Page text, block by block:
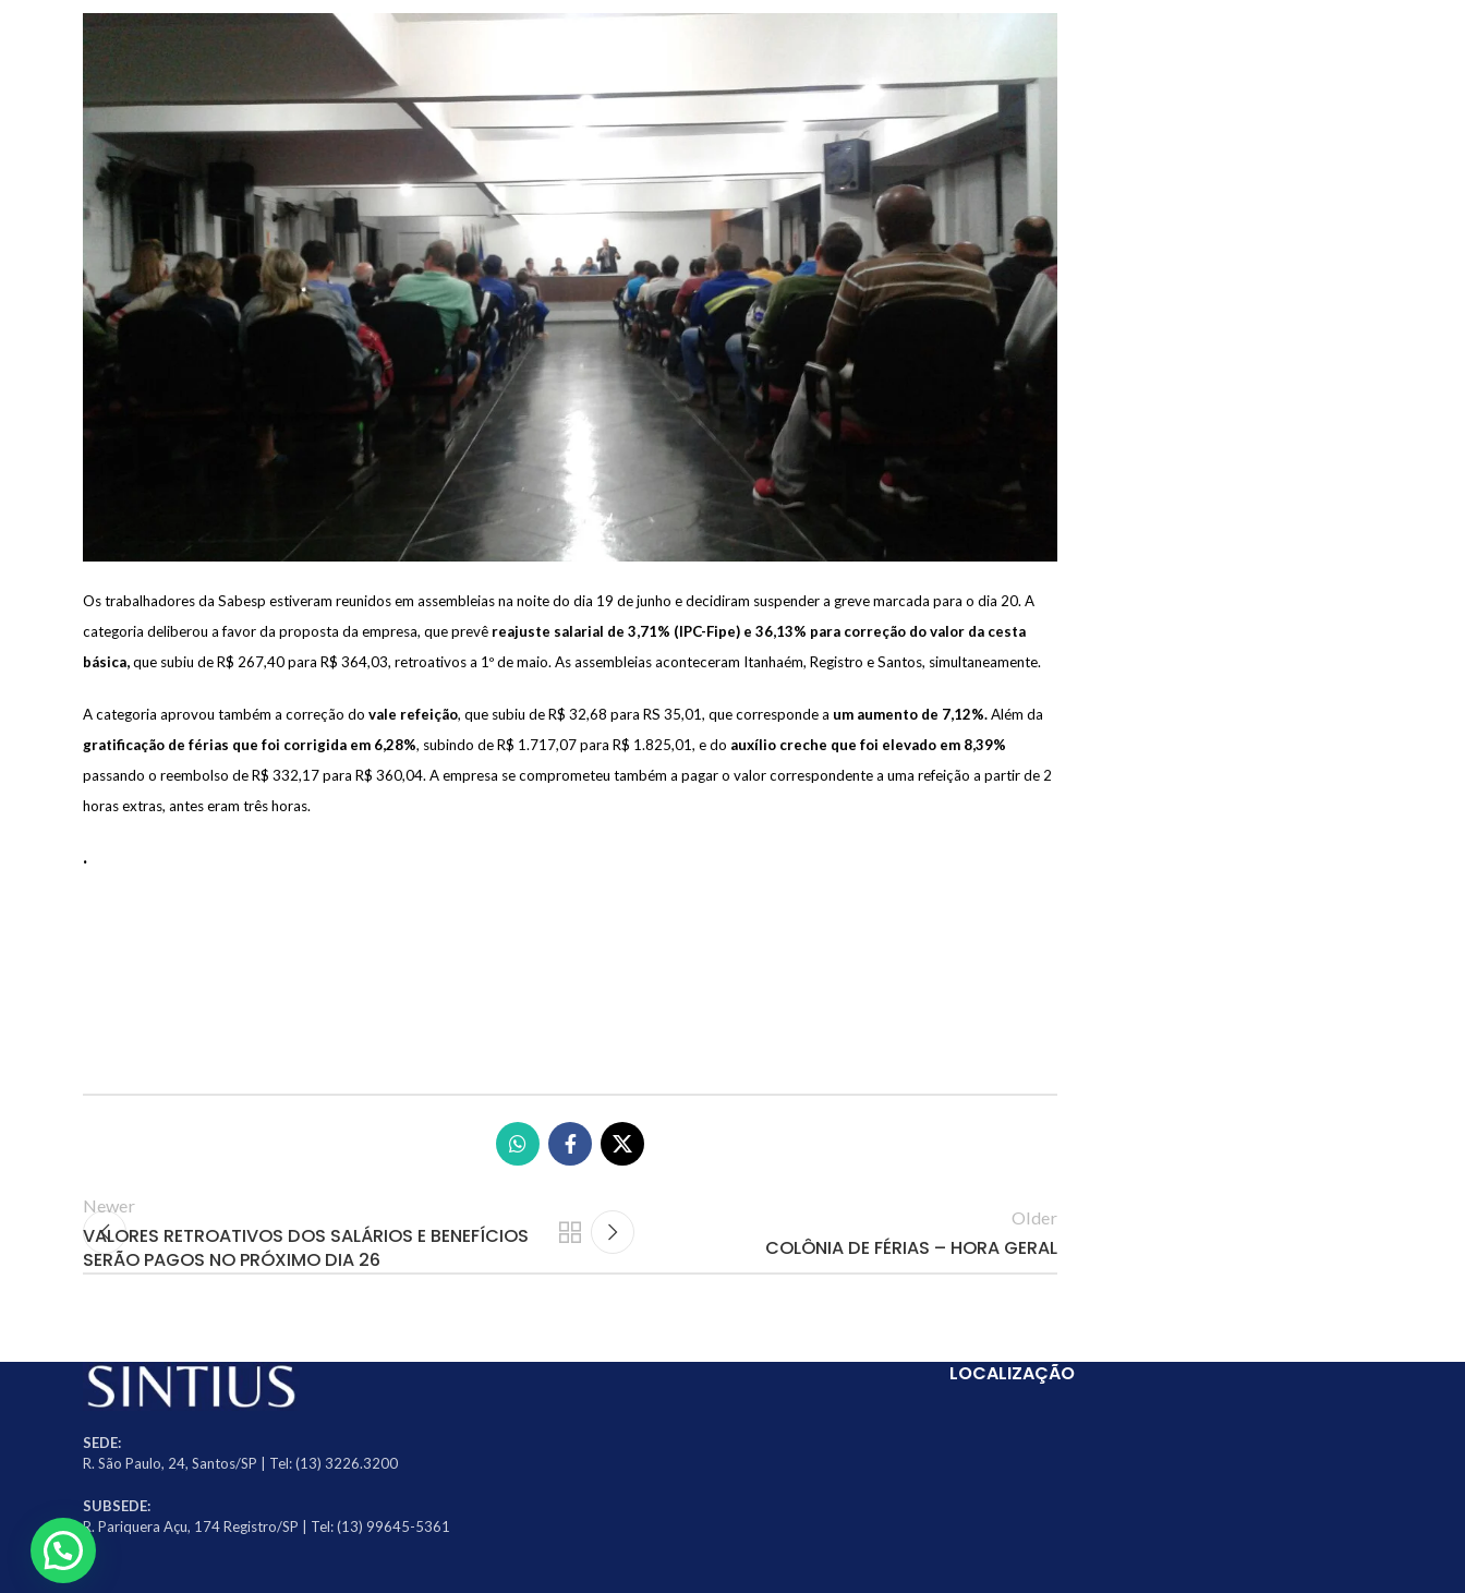
Os trabalhadores da Sabesp estiveram reunidos em assembleias na noite do dia 19 de junho e decidiram suspender a greve marcada para o dia 20. A
categoria deliberou a favor da proposta da empresa, que prevê reajuste salarial de 3,71% (IPC-Fipe) e 36,13% para correção do valor da cesta
básica,que subiu de R$ 267,40 para R$ 364,03, retroativos a 1º de maio. As assembleias aconteceram Itanhaém, Registro e Santos, simultaneamente.
A categoria aprovou também a correção do vale refeição, que subiu de R$ 32,68 para RS 35,01, que corresponde a um aumento de 7,12%.Além da
gratificação de férias que foi corrigida em 6,28%, subindo de R$ 1.717,07 para R$ 1.825,01, e do auxílio creche que foi elevado em 8,39%
passando o reembolso de R$ 332,17 para R$ 360,04. A empresa se comprometeu também a pagar o valor correspondente a uma refeição a partir de 2
horas extras, antes eram três horas.
.
Newer
VALORES RETROATIVOS DOS SALÁRIOS E BENEFÍCIOS
SERÃO PAGOS NO PRÓXIMO DIA 26
Older
COLÔNIA DE FÉRIAS – HORA GERAL
SEDE:
R. São Paulo, 24, Santos/SP | Tel: (13) 3226.3200
SUBSEDE:
R. Pariquera Açu, 174 Registro/SP | Tel: (13) 99645-5361
LOCALIZAÇÃO